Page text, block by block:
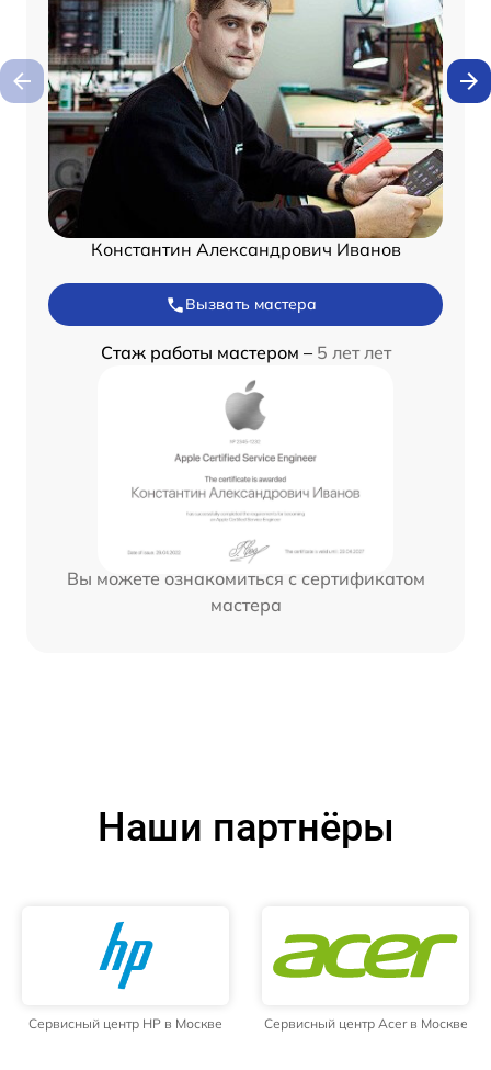
Константин Александрович Иванов
Вызвать мастера
Стаж работы мастером – 5 лет лет
Вы можете ознакомиться с сертификатом
мастера
Наши партнёры
Сервисный центр HP в Москве Сервисный центр Acer в Москве